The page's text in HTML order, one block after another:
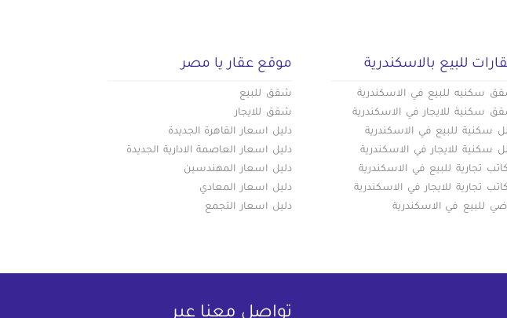
للبيع بالاسكندرية
سكنيه للبيع في الاسكندرية
سكنية للايجار في الاسكندرية
سكنية للبيع في الاسكندرية
سكنية للايجار في الاسكندرية
تجارية للبيع في الاسكندرية
تجارية للايجار في الاسكندرية
للبيع في الاسكندرية
موقع عقار يا مصر
شقق للبيع
شقق للايجار
دليل اسعار القاهرة الجديدة
دليل اسعار العاصمة الادارية الجديدة
دليل اسعار المهندسين
دليل اسعار المعادي
دليل اسعار التجمع
تواصل معنا عبر